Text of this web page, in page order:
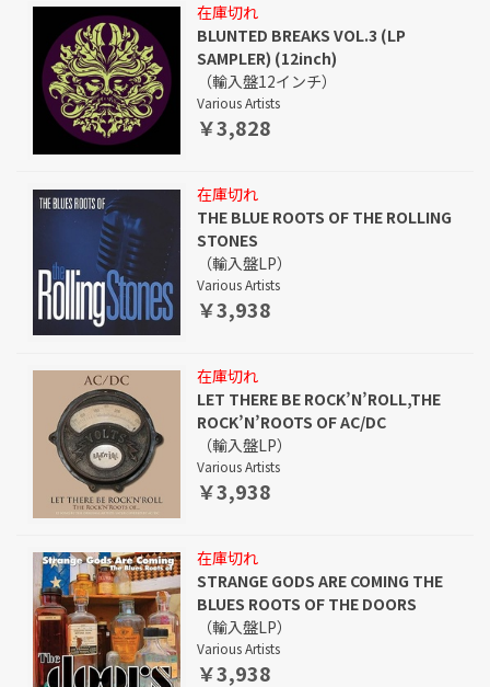
在庫切れ
BLUNTED BREAKS VOL.3 (LP
SAMPLER) (12inch)
（輸入盤12インチ）
Various Artists
￥3,828
在庫切れ
THE BLUE ROOTS OF THE ROLLING
STONES
（輸入盤LP）
Various Artists
￥3,938
在庫切れ
LET THERE BE ROCK’N’ROLL,THE
ROCK’N’ROOTS OF AC/DC
（輸入盤LP）
Various Artists
￥3,938
在庫切れ
STRANGE GODS ARE COMING THE
BLUES ROOTS OF THE DOORS
（輸入盤LP）
Various Artists
￥3,938